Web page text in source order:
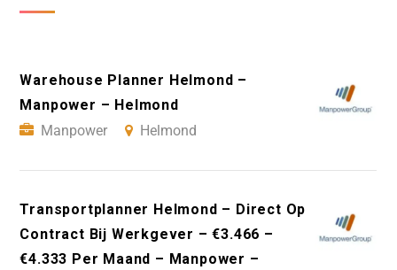
Warehouse Planner Helmond –
Manpower – Helmond
Manpower
Helmond
Transportplanner Helmond – Direct Op
Contract Bij Werkgever – €3.466 –
€4.333 Per Maand – Manpower –